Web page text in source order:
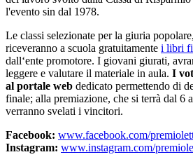
l'evento sin dal 1978.
Le classi selezionate per la giuria
riceveranno a scuola gratuitamente i libri
dall‘ente promotore. I giovani giurati,
leggere e valutare il materiale in aula. I
al portale web dedicato permettendo di
finale; alla premiazione, che si terrà dal 6
verranno svelati i vincitori.
Facebook: www.facebook.com/
Instagram: www.instagram.com/